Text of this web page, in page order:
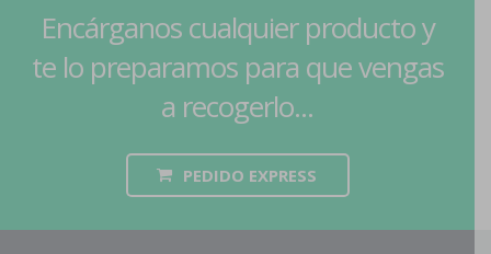
Encárganos cualquier producto y
te lo preparamos para que vengas
a recogerlo...
PEDIDO EXPRESS